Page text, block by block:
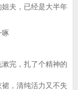
夫，已经是大半年
完，扎了个精神的
，清纯活力又不失